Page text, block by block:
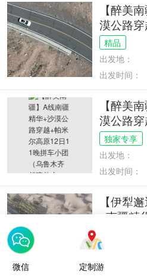
【醉美
漠公路
晚精品
出发地：
出发时间：
【醉美
漠公路
晚拼车小
止）
独家专享
出发地：
出发时间：
【伊犁
+南疆
（乌鲁
出发地：
出发时间：
微信 定制游